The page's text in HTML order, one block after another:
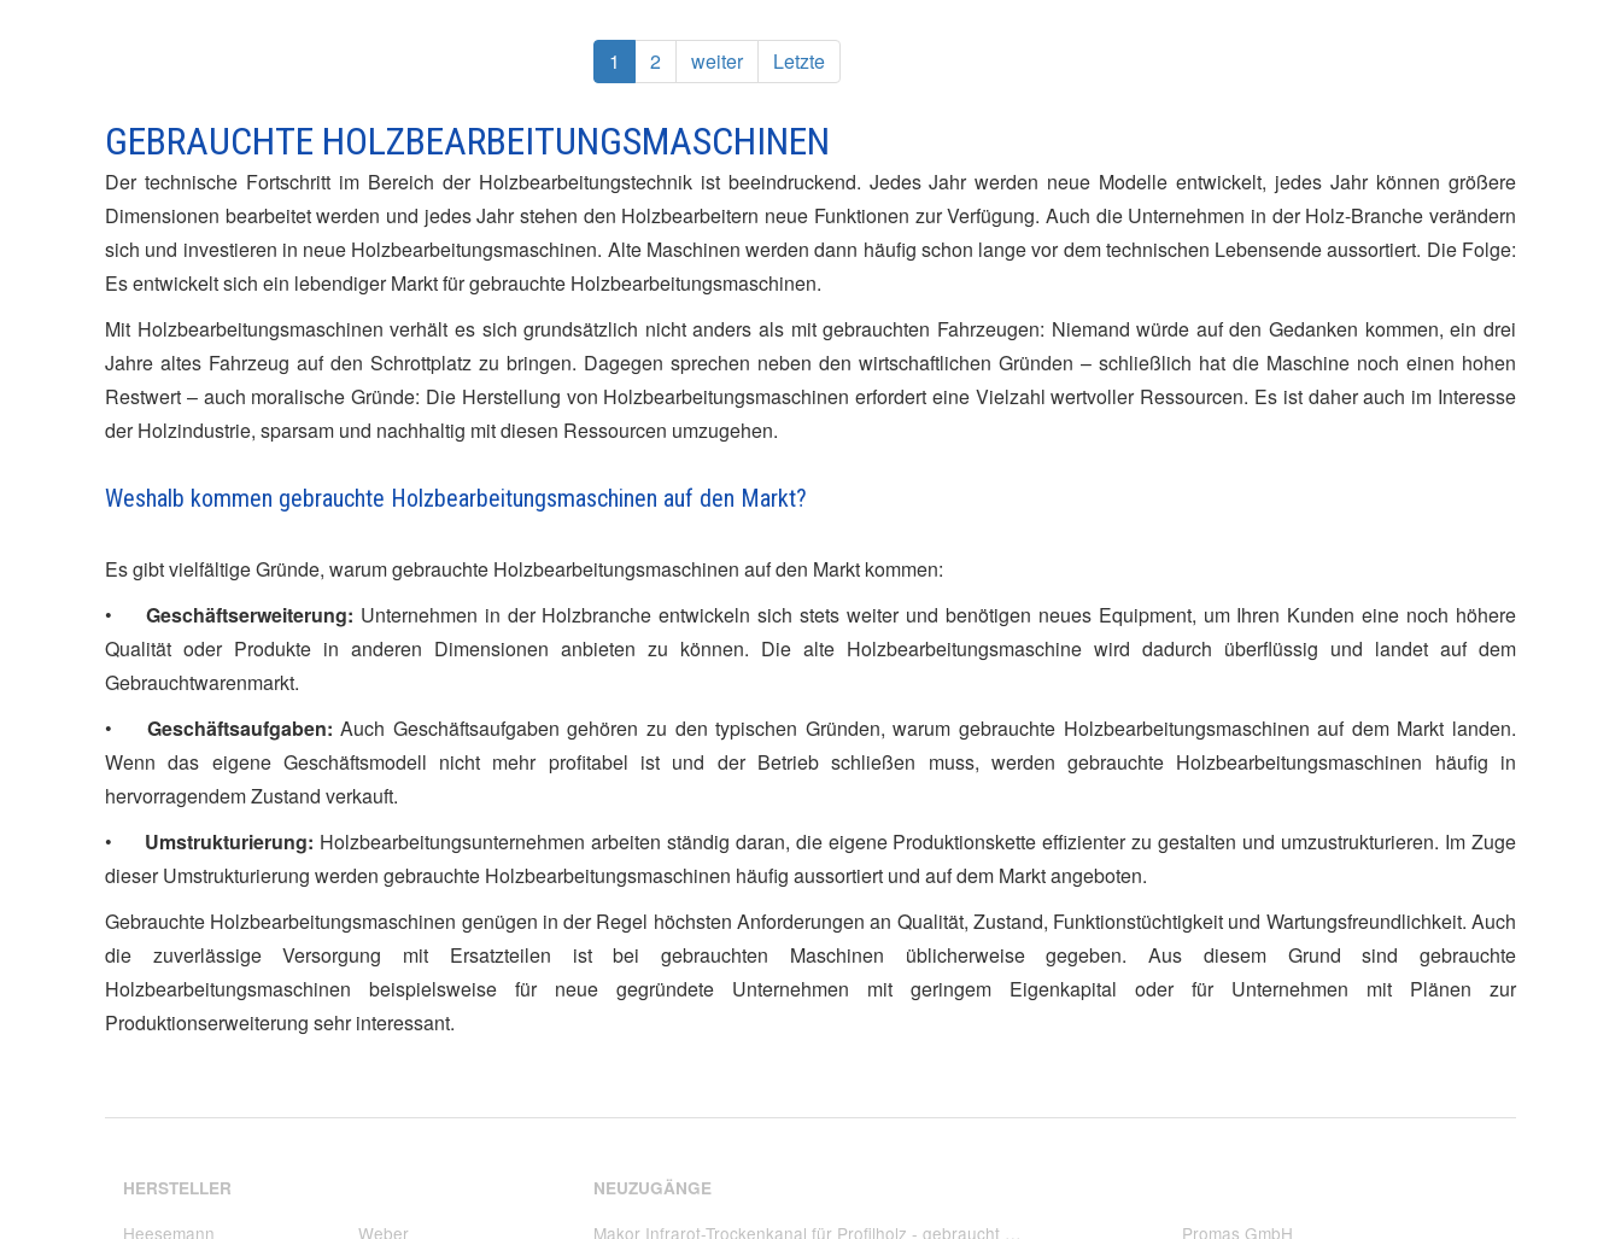
1 2 weiter Letzte
GEBRAUCHTE HOLZBEARBEITUNGSMASCHINEN
Der technische Fortschritt im Bereich der Holzbearbeitungstechnik ist beeindruckend. Jedes Jahr werden neue Modelle entwickelt, jedes Jahr können größere
Dimensionen bearbeitet werden und jedes Jahr stehen den Holzbearbeitern neue Funktionen zur Verfügung. Auch die Unternehmen in der Holz-Branche verändern
sich und investieren in neue Holzbearbeitungsmaschinen. Alte Maschinen werden dann häufig schon lange vor dem technischen Lebensende aussortiert. Die Folge:
Es entwickelt sich ein lebendiger Markt für gebrauchte Holzbearbeitungsmaschinen.
Mit Holzbearbeitungsmaschinen verhält es sich grundsätzlich nicht anders als mit gebrauchten Fahrzeugen: Niemand würde auf den Gedanken kommen, ein drei
Jahre altes Fahrzeug auf den Schrottplatz zu bringen. Dagegen sprechen neben den wirtschaftlichen Gründen – schließlich hat die Maschine noch einen hohen
Restwert – auch moralische Gründe: Die Herstellung von Holzbearbeitungsmaschinen erfordert eine Vielzahl wertvoller Ressourcen. Es ist daher auch im Interesse
der Holzindustrie, sparsam und nachhaltig mit diesen Ressourcen umzugehen.
Weshalb kommen gebrauchte Holzbearbeitungsmaschinen auf den Markt?
Es gibt vielfältige Gründe, warum gebrauchte Holzbearbeitungsmaschinen auf den Markt kommen:
•
Geschäftserweiterung: Unternehmen in der Holzbranche entwickeln sich stets weiter und benötigen neues Equipment, um Ihren Kunden eine noch höhere
Qualität oder Produkte in anderen Dimensionen anbieten zu können. Die alte Holzbearbeitungsmaschine wird dadurch überflüssig und landet auf dem
Gebrauchtwarenmarkt.
•
Geschäftsaufgaben: Auch Geschäftsaufgaben gehören zu den typischen Gründen, warum gebrauchte Holzbearbeitungsmaschinen auf dem Markt landen.
Wenn das eigene Geschäftsmodell nicht mehr profitabel ist und der Betrieb schließen muss, werden gebrauchte Holzbearbeitungsmaschinen häufig in
hervorragendem Zustand verkauft.
•
Umstrukturierung: Holzbearbeitungsunternehmen arbeiten ständig daran, die eigene Produktionskette effizienter zu gestalten und umzustrukturieren. Im Zuge
dieser Umstrukturierung werden gebrauchte Holzbearbeitungsmaschinen häufig aussortiert und auf dem Markt angeboten.
Gebrauchte Holzbearbeitungsmaschinen genügen in der Regel höchsten Anforderungen an Qualität, Zustand, Funktionstüchtigkeit und Wartungsfreundlichkeit. Auch
die zuverlässige Versorgung mit Ersatzteilen ist bei gebrauchten Maschinen üblicherweise gegeben. Aus diesem Grund sind gebrauchte
Holzbearbeitungsmaschinen beispielsweise für neue gegründete Unternehmen mit geringem Eigenkapital oder für Unternehmen mit Plänen zur
Produktionserweiterung sehr interessant.
HERSTELLER
Heesemann Weber
NEUZUGÄNGE
Makor Infrarot-Trockenkanal für Profilholz - gebraucht FTC IRE Promas GmbH